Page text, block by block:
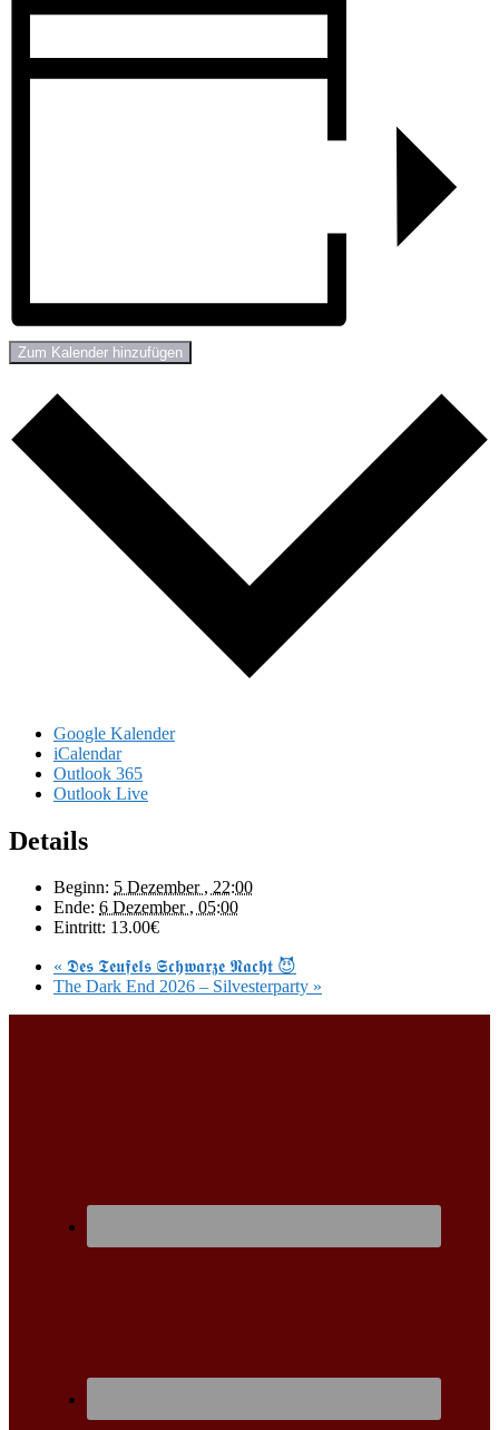
Zum Kalender hinzufügen
Google Kalender
iCalendar
Outlook 365
Outlook Live
Details
Beginn: 5 Dezember , 22:00
Ende: 6 Dezember , 05:00
Eintritt: 13.00€
« 𝕯𝖊𝖘 𝕿𝖊𝖚𝖋𝖊𝖑𝖘 𝕾𝖈𝖍𝖜𝖆𝖗𝖟𝖊 𝕹𝖆𝖈𝖍𝖙 😈
The Dark End 2026 – Silvesterparty »